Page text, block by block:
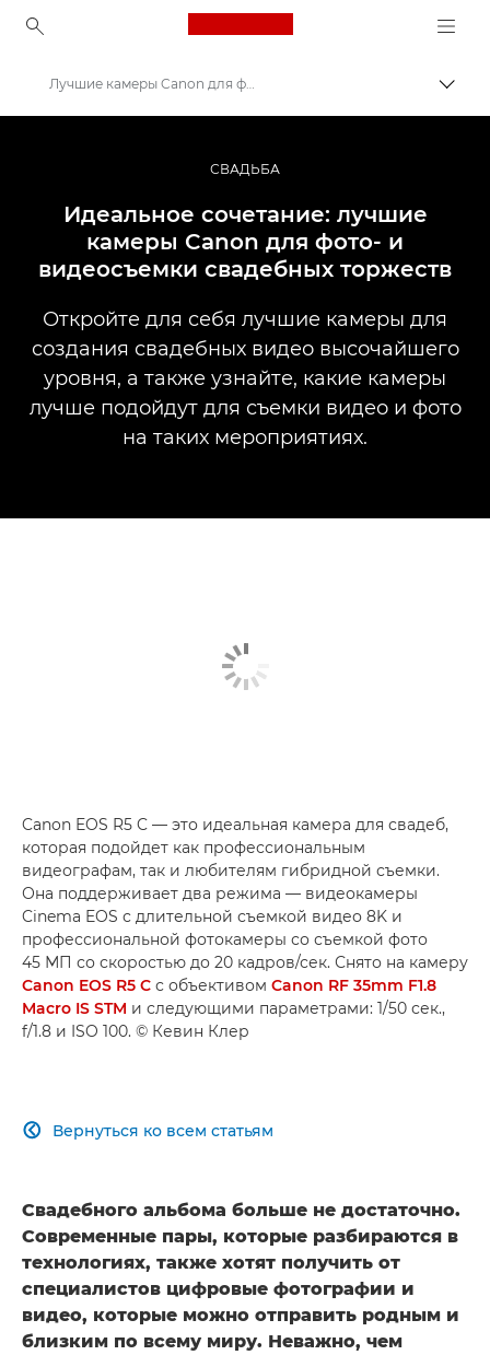
Canon Logo, back to
Профессиональная фото- и видеосъемка
Истории
Лучшие камеры Canon для фото- и видеосъемки свадебных торжеств
СВАДЬБА
Идеальное сочетание: лучшие
камеры Canon для фото- и
видеосъемки свадебных торжеств
Откройте для себя лучшие камеры для
создания свадебных видео высочайшего
уровня, а также узнайте, какие камеры
лучше подойдут для съемки видео и фото
на таких мероприятиях.
Canon EOS R5 C — это идеальная камера для свадеб,
которая подойдет как профессиональным
видеографам, так и любителям гибридной съемки.
Она поддерживает два режима — видеокамеры
Cinema EOS с длительной съемкой видео 8K и
профессиональной фотокамеры со съемкой фото
45 МП со скоростью до 20 кадров/сек. Снято на камеру
Canon EOS R5 C с объективом Canon RF 35mm F1.8
Macro IS STM и следующими параметрами: 1/50 сек.,
f/1.8 и ISO 100. © Кевин Клер
Вернуться ко всем статьям

Свадебного альбома больше не достаточно.
Современные пары, которые разбираются в
технологиях, также хотят получить от
специалистов цифровые фотографии и
видео, которые можно отправить родным и
близким по всему миру. Неважно, чем